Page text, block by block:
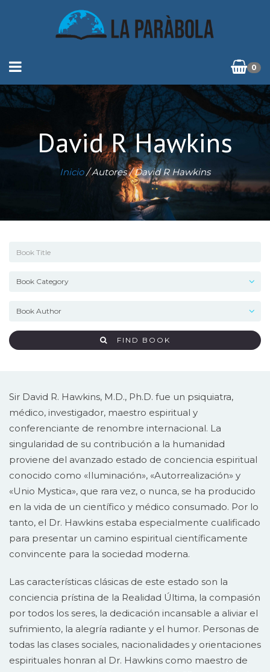
0
David R Hawkins
Inicio/ Autores / David R Hawkins
FIND BOOK
Sir David R. Hawkins, M.D., Ph.D. fue un psiquiatra,
médico, investigador, maestro espiritual y
conferenciante de renombre internacional. La
singularidad de su contribución a la humanidad
proviene del avanzado estado de conciencia espiritual
conocido como «Iluminación», «Autorrealización» y
«Unio Mystica», que rara vez, o nunca, se ha producido
en la vida de un científico y médico consumado. Por lo
tanto, el Dr. Hawkins estaba especialmente cualificado
para presentar un camino espiritual científicamente
convincente para la sociedad moderna.
Las características clásicas de este estado son la
conciencia prístina de la Realidad Última, la compasión
por todos los seres, la dedicación incansable a aliviar el
sufrimiento, la alegría radiante y el humor. Personas de
todas las clases sociales, nacionalidades y orientaciones
espirituales honran al Dr. Hawkins como maestro de